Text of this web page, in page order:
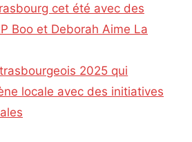
cet été avec des
Boo et Deborah Aime La
2025 qui
locale avec des initiatives